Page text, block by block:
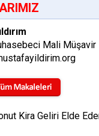
Mali Müşavir
Kira Geliri Elde